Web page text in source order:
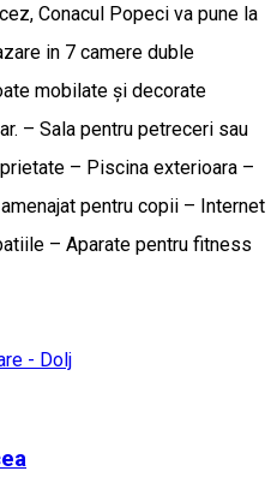
Conacul Popeci va pune la
in 7 camere duble
mobilate și decorate
– Sala pentru petreceri sau
– Piscina exterioara –
pentru copii – Internet
– Aparate pentru fitness
- Dolj